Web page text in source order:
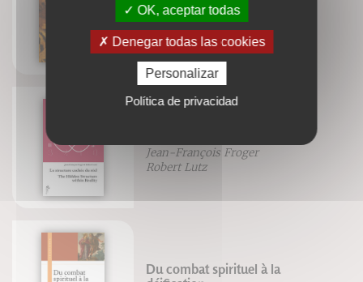
La voie royale du désert
Frère Étienne Goutagny
Jean-François Froger
Robert Lutz
Du combat spirituel à la
OK, aceptar todas
Denegar todas las cookies
Personalizar
Política de privacidad